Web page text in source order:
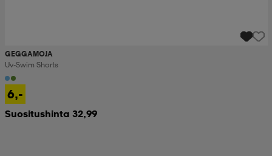
GEGGAMOJA
Uv-Swim Shorts
6,-
Suositushinta 32,99